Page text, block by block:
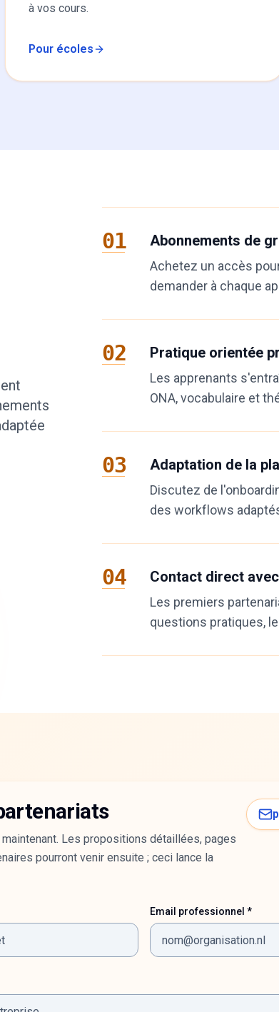
à vos cours.
Pour écoles
01 Abonnements de
Achetez un accès
demander à chaque
02 Pratique orientée
Les apprenants
ONA, vocabulaire et
03 Adaptation de la
Discutez de
des workflows
04 Contact direct
Les premiers
questions pratiques,
Les propositions détaillées, pages
pourront venir ensuite ; ceci lance la
Email professionnel *